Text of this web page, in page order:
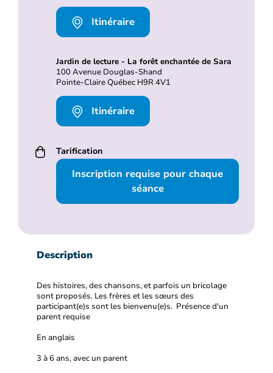
Itinéraire
Jardin de lecture - La forêt enchantée de Sara
100 Avenue Douglas-Shand
Pointe-Claire Québec H9R 4V1
Itinéraire
Tarification
Inscription requise pour chaque
séance
Description
Des histoires, des chansons, et parfois un bricolage
sont proposés. Les frères et les sœurs des
participant(e)s sont les bienvenu(e)s. Présence d'un
parent requise
En anglais
3 à 6 ans, avec un parent